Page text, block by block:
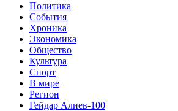
Политика
События
Хроника
Экономика
Общество
Культура
Спорт
В мире
Регион
Гейдар Алиев-100